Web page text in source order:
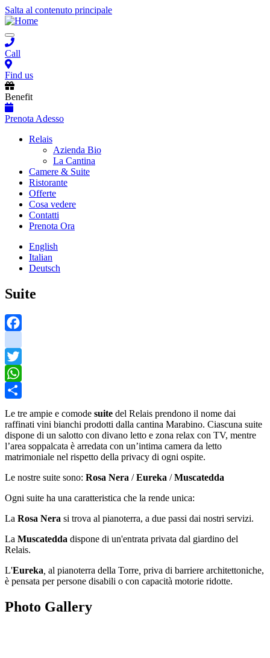
Salta al contenuto principale
Toggle
navigation
Call
Find us
Benefit
Prenota Adesso
Main
navigation
Relais
Azienda Bio
La Cantina
Camere & Suite
Ristorante
Offerte
Cosa vedere
Contatti
Prenota Ora
English
Italian
Deutsch
Suite
instagram
Twitter
WhatsApp
Le tre ampie e comode suite del Relais prendono il nome dai
raffinati vini bianchi prodotti dalla cantina Marabino. Ciascuna suite
dispone di un salotto con divano letto e zona relax con TV, mentre
l’area soppalcata è arredata con un’intima camera da letto
matrimoniale nel rispetto della privacy di ogni ospite.
Le nostre suite sono: Rosa Nera /Eureka /Muscatedda
Ogni suite ha una caratteristica che la rende unica:
La Rosa Nera si trova al pianoterra, a due passi dai nostri servizi.
La Muscatedda dispone di un'entrata privata dal giardino del
Relais.
L'Eureka al pianoterra della Torre priva di barriere architettoniche,
è pensata per persone disabili o con capacità motorie ridotte.
Photo Gallery